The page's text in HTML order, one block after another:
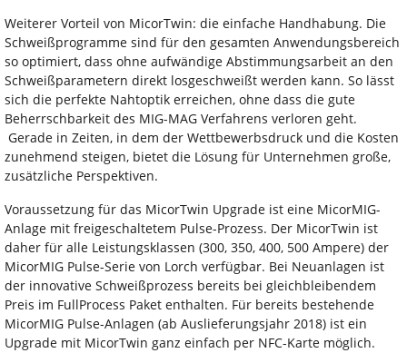
Weiterer Vorteil von MicorTwin: die einfache Handhabung. Die
Schweißprogramme sind für den gesamten Anwendungsbereich
so optimiert, dass ohne aufwändige Abstimmungsarbeit an den
Schweißparametern direkt losgeschweißt werden kann. So lässt
sich die perfekte Nahtoptik erreichen, ohne dass die gute
Beherrschbarkeit des MIG-MAG Verfahrens verloren geht.
Gerade in Zeiten, in dem der Wettbewerbsdruck und die Kosten
zunehmend steigen, bietet die Lösung für Unternehmen große,
zusätzliche Perspektiven.
Voraussetzung für das MicorTwin Upgrade ist eine MicorMIG-
Anlage mit freigeschaltetem Pulse-Prozess. Der MicorTwin ist
daher für alle Leistungsklassen (300, 350, 400, 500 Ampere) der
MicorMIG Pulse-Serie von Lorch verfügbar. Bei Neuanlagen ist
der innovative Schweißprozess bereits bei gleichbleibendem
Preis im FullProcess Paket enthalten. Für bereits bestehende
MicorMIG Pulse-Anlagen (ab Auslieferungsjahr 2018) ist ein
Upgrade mit MicorTwin ganz einfach per NFC-Karte möglich.